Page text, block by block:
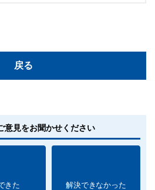
戻る
意見をお聞かせください
きた 解決できなかった